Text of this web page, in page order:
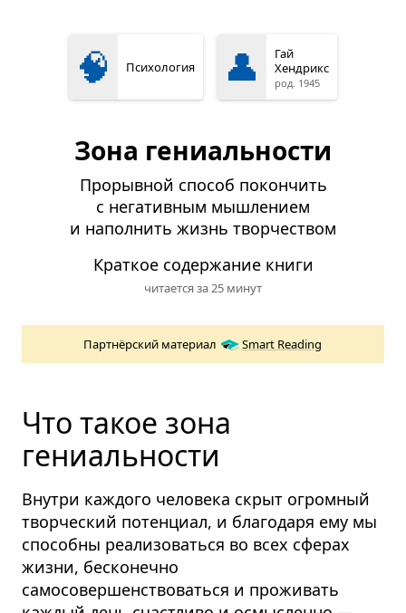
🧠 Психология 👤
Гай
Хендрикс
род. 1945
Зона гениальности
Прорывной способ покончить
с негативным мышлением
и наполнить жизнь творчеством
Краткое содержание книги
читается за 25 минут
Партнёрский материал Smart Reading
Что такое зона
гениальности
Внутри каждого человека скрыт огромный
творческий потенциал, и благодаря ему мы
способны реализоваться во всех сферах
жизни, бесконечно
самосовершенствоваться и проживать